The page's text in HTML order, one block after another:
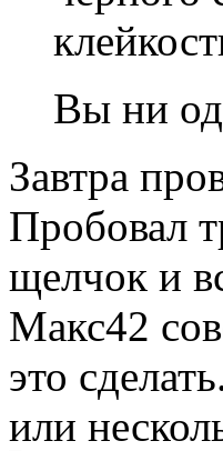
Вы ни
Завтра
Пробовал
щелчок и
Макс42
это
или